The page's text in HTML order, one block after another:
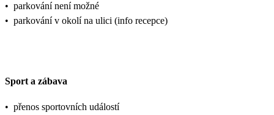
• parkování není možné
• parkování v okolí na ulici (info recepce)
Sport a zábava
• přenos sportovních událostí